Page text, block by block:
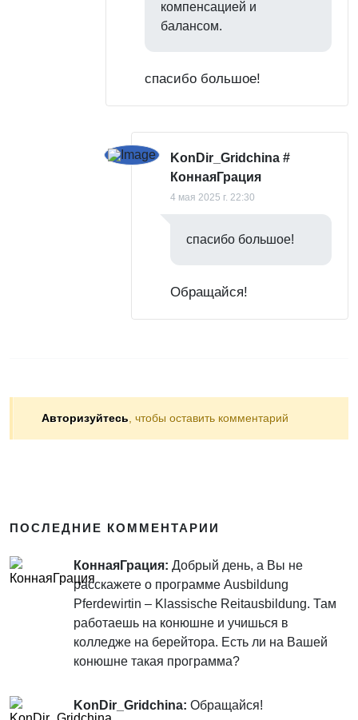
компенсацией и
балансом.
спасибо большое!
KonDir_Gridchina #
КоннаяГрация
4 мая 2025 г. 22:30
спасибо большое!
Обращайся!
Авторизуйтесь , чтобы оставить комментарий
ПОСЛЕДНИЕ КОММЕНТАРИИ
КоннаяГрация: Добрый день, а Вы не
расскажете о программе Ausbildung
Pferdewirtin – Klassische Reitausbildung. Там
работаешь на конюшне и учишься в
колледже на берейтора. Есть ли на Вашей
конюшне такая программа?
KonDir_Gridchina: Обращайся!